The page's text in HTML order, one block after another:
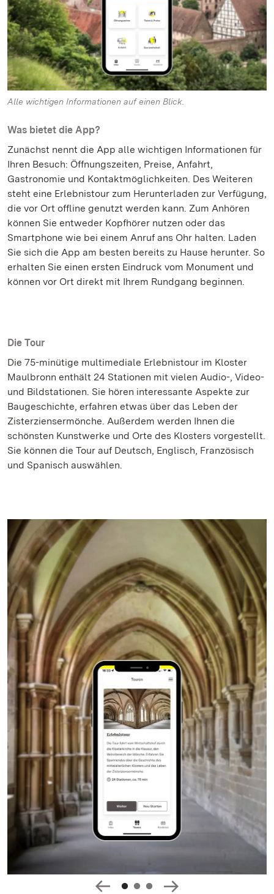
Alle wichtigen Informationen auf einen Blick.
Was bietet die App?
Zunächst nennt die App alle wichtigen Informationen für
Ihren Besuch: Öffnungszeiten, Preise, Anfahrt,
Gastronomie und Kontaktmöglichkeiten. Des Weiteren
steht eine Erlebnistour zum Herunterladen zur Verfügung,
die vor Ort offline genutzt werden kann. Zum Anhören
können Sie entweder Kopfhörer nutzen oder das
Smartphone wie bei einem Anruf ans Ohr halten. Laden
Sie sich die App am besten bereits zu Hause herunter. So
erhalten Sie einen ersten Eindruck vom Monument und
können vor Ort direkt mit Ihrem Rundgang beginnen.
Die Tour
Die 75-minütige multimediale Erlebnistour im Kloster
Maulbronn enthält 24 Stationen mit vielen Audio-, Video-
und Bildstationen. Sie hören interessante Aspekte zur
Baugeschichte, erfahren etwas über das Leben der
Zisterziensermönche. Außerdem werden Ihnen die
schönsten Kunstwerke und Orte des Klosters vorgestellt.
Sie können die Tour auf Deutsch, Englisch, Französisch
und Spanisch auswählen.